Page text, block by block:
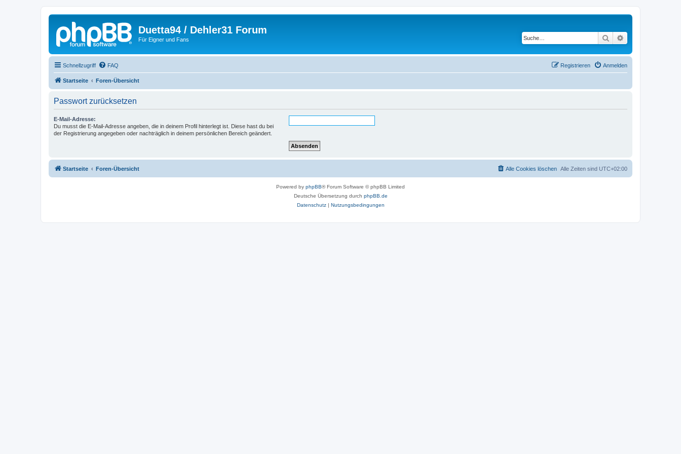
Duetta94 / Dehler31 Forum
Für Eigner und Fans Suche
Schnellzugriff FAQ Anmelden
Registrieren
Startseite Foren-Übersicht
Passwort zurücksetzen
E-Mail-Adresse:
Du musst die E-Mail-Adresse angeben, die in deinem Profil hinterlegt ist. Diese hast du bei
der Registrierung angegeben oder nachträglich in deinem persönlichen Bereich geändert.
Startseite Foren-Übersicht Alle Zeiten sind UTC+02:00
Alle Cookies löschen
Powered by phpBB® Forum Software © phpBB Limited
Deutsche Übersetzung durch phpBB.de
Datenschutz| Nutzungsbedingungen